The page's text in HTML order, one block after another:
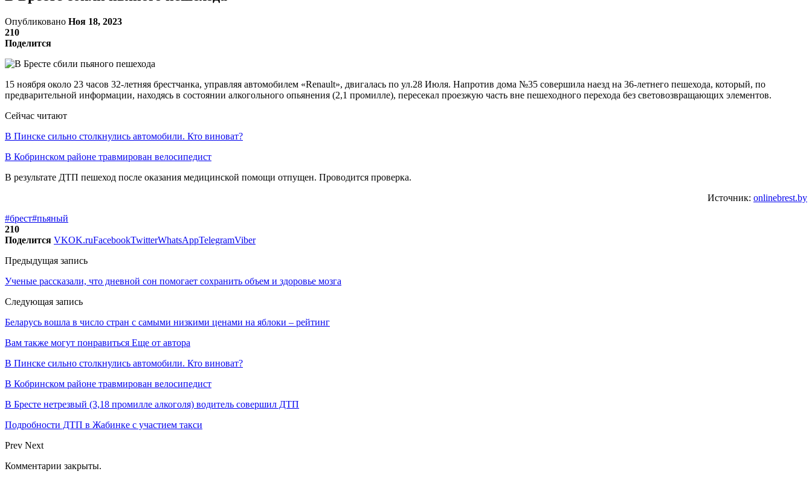
Опубликовано Ноя 18, 2023
210
Поделится
15 ноября около 23 часов 32-летняя брестчанка, управляя автомобилем «Renault», двигалась по ул.28 Июля. Напротив дома №35 совершила наезд на 36-летнего пешехода, который, по
предварительной информации, находясь в состоянии алкогольного опьянения (2,1 промилле), пересекал проезжую часть вне пешеходного перехода без световозвращающих элементов.
Сейчас читают
В Пинске сильно столкнулись автомобили. Кто виноват?
В Кобринском районе травмирован велосипедист
В результате ДТП пешеход после оказания медицинской помощи отпущен. Проводится проверка.
Источник: onlinebrest.by
#брест#пьяный
210
Поделится VKOK.ruFacebookTwitterWhatsAppTelegramViber
Предыдущая запись
Ученые рассказали, что дневной сон помогает сохранить объем и здоровье мозга
Следующая запись
Беларусь вошла в число стран с самыми низкими ценами на яблоки – рейтинг
Вам также могут понравиться Еще от автора
В Пинске сильно столкнулись автомобили. Кто виноват?
В Кобринском районе травмирован велосипедист
В Бресте нетрезвый (3,18 промилле алкоголя) водитель совершил ДТП
Подробности ДТП в Жабинке с участием такси
Prev Next
Комментарии закрыты.